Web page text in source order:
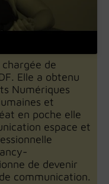
de
Elle a obtenu
Numériques
et
en poche elle
espace et
de devenir
communication.